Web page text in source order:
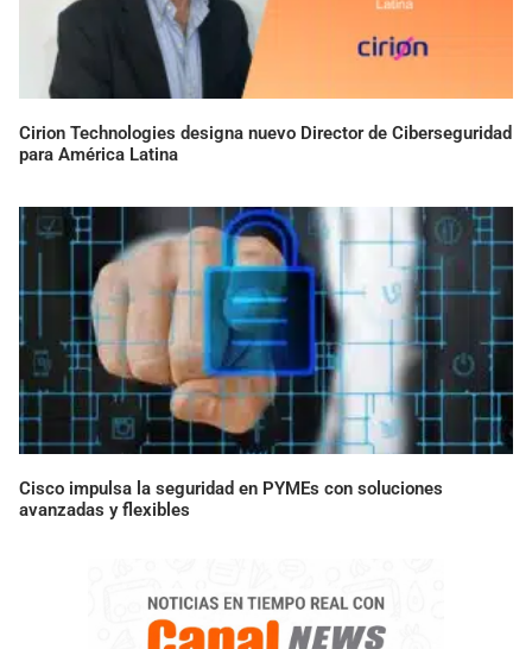
Cirion Technologies designa nuevo Director de Ciberseguridad
para América Latina
Cisco impulsa la seguridad en PYMEs con soluciones
avanzadas y flexibles